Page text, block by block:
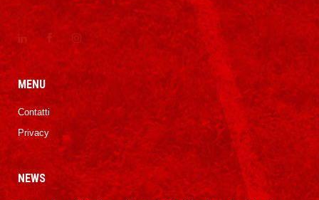
MENU
Contatti
Privacy
NEWS